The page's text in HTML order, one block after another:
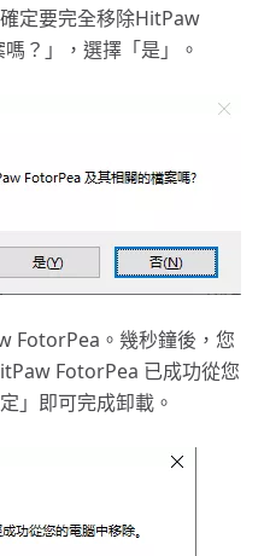
定要完全移除HitPaw
？」，選擇「是」。
FotorPea。幾秒鐘後，您
FotorPea 已成功從您
」即可完成卸載。